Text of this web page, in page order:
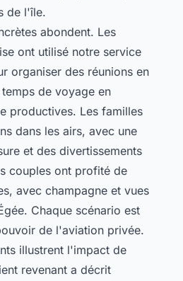
de l'île.
abondent. Les
ont utilisé notre service
organiser des réunions en
de voyage en
productives. Les familles
dans les airs, avec une
et des divertissements
couples ont profité de
avec champagne et vues
Chaque scénario est
de l'aviation privée.
illustrent l'impact de
revenant a décrit